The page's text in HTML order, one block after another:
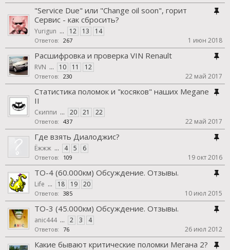
"Service Due" или "Change oil soon", горит
Сервис - как сбросить?
Yurigun ... 12 13 14
Ответов: 267 1 июн 2018
Расшифровка и проверка VIN Renault
RVN ... 10 11 12
Ответов: 230 22 май 2017
Статистика поломок и "косяков" наших Megane
II
Скиппи ... 20 21 22
Ответов: 437 22 май 2017
Где взять Диалоджис?
Ёжжж ... 4 5 6
Ответов: 109 19 окт 2016
ТО-4 (60.000км) Обсуждение. Отзывы.
Life ... 18 19 20
Ответов: 385 10 июл 2015
ТО-3 (45.000км) Обсуждение. Отзывы.
anic444 ... 2 3 4
Ответов: 76 26 июл 2012
Какие бывают критические поломки Мегана 2?